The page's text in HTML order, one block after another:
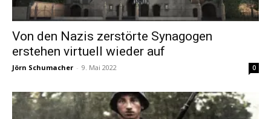
Von den Nazis zerstörte Synagogen
erstehen virtuell wieder auf
Jörn Schumacher - 9. Mai 2022 0